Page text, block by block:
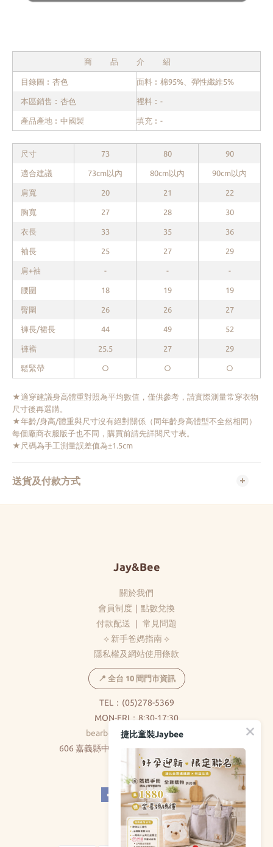
商品介紹
目錄圖︰杏色 面料︰棉95%、彈性纖維5%
本區銷售︰杏色 裡料︰-
產品產地︰中國製 填充︰-
尺寸 73 80 90
適合建議 73cm以內 80cm以內 90cm以內
肩寬 20 21 22
胸寬 27 28 30
衣長 33 35 36
袖長 25 27 29
肩+袖 - - -
腰圍 18 19 19
臀圍 26 26 27
褲長/裙長 44 49 52
褲襠 25.5 27 29
鬆緊帶 ○ ○ ○
★適穿建議身高體重對照為平均數值，僅供參考，請實際測量常穿衣物
尺寸後再選購。
★年齡/身高/體重與尺寸沒有絕對關係（同年齡身高體型不全然相同）
每個廠商衣服版子也不同，購買前請先詳閱尺寸表。
★尺碼為手工測量誤差值為±1.5cm
送貨及付款方式
Jay&Bee
關於我們
會員制度 ｜ 點數兌換
付款配送 ｜ 常見問題
⟡ 新手爸媽指南 ⟡
隱私權及網站使用條款
📍 全台 10 間門市資訊
TEL：(05)278-5369
MON-FRI：8:30-17:30
bearbear0520@gmail.com
606 嘉義縣中埔鄉和美村大義路326巷5號
( 不對外開放 )
捷比童裝Jaybee